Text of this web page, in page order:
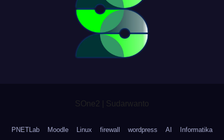
SOne2 | Sudarwanto
PNETLab Moodle Linux firewall wordpress AI Informatika